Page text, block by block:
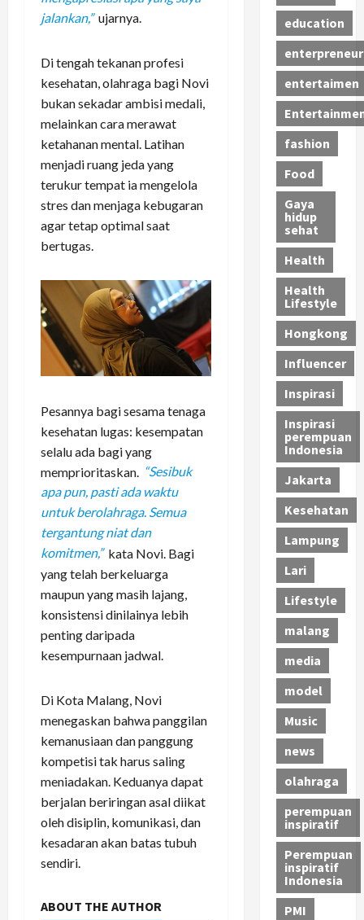
jalankan,” ujarnya.
Di tengah tekanan profesi
kesehatan, olahraga bagi Novi
bukan sekadar ambisi medali,
melainkan cara merawat
ketahanan mental. Latihan
menjadi ruang jeda yang
terukur tempat ia mengelola
stres dan menjaga kebugaran
agar tetap optimal saat
bertugas.
Pesannya bagi sesama tenaga
kesehatan lugas: kesempatan
selalu ada bagi yang
memprioritaskan. “Sesibuk
apa pun, pasti ada waktu
untuk berolahraga. Semua
tergantung niat dan
komitmen,” kata Novi. Bagi
yang telah berkeluarga
maupun yang masih lajang,
konsistensi dinilainya lebih
penting daripada
kesempurnaan jadwal.
Di Kota Malang, Novi
menegaskan bahwa panggilan
kemanusiaan dan panggung
kompetisi tak harus saling
meniadakan. Keduanya dapat
berjalan beriringan asal diikat
oleh disiplin, komunikasi, dan
kesadaran akan batas tubuh
sendiri.
ABOUT THE AUTHOR
education
enterpreneur
entertaimen
fashion
Food
Gaya
hidup
sehat
Health
Health
Lifestyle
Hongkong
Influencer
Inspirasi
Inspirasi
perempuan
Indonesia
Jakarta
Kesehatan
Lampung
Lari
Lifestyle
malang
media
model
Music
news
olahraga
perempuan
inspiratif
Perempuan
inspiratif
Indonesia
PMI